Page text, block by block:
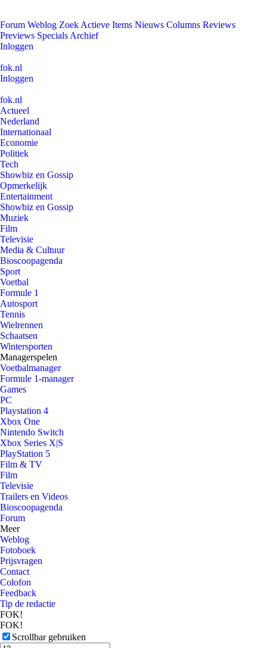
Forum Weblog Zoek Actieve Items Nieuws Columns Reviews
Previews Specials Archief
Inloggen
fok.nl
Inloggen
fok.nl
Actueel
Nederland
Internationaal
Economie
Politiek
Tech
Showbiz en Gossip
Opmerkelijk
Entertainment
Showbiz en Gossip
Muziek
Film
Televisie
Media & Cultuur
Bioscoopagenda
Sport
Voetbal
Formule 1
Autosport
Tennis
Wielrennen
Schaatsen
Wintersporten
Managerspelen
Voetbalmanager
Formule 1-manager
Games
PC
Playstation 4
Xbox One
Nintendo Switch
Xbox Series X|S
PlayStation 5
Film & TV
Film
Televisie
Trailers en Videos
Bioscoopagenda
Forum
Meer
Weblog
Fotoboek
Prijsvragen
Contact
Colofon
Feedback
Tip de redactie
FOK!
FOK!
Scrollbar gebruiken